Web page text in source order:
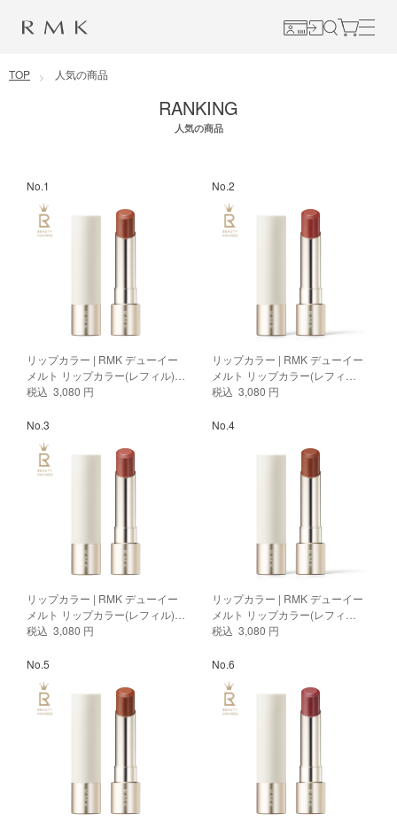
コンテンツに移動
TOP 人気の商品
RANKING
人気の商品
No.1
リップカラー | RMK デューイー
メルト リップカラー(レフィル)
03
税込 3,080 円
No.2
リップカラー | RMK デューイー
メルト リップカラー(レフィ
ル)12 スイート サブライム
税込 3,080 円
No.3
リップカラー | RMK デューイー
メルト リップカラー(レフィル)
10
税込 3,080 円
No.4
リップカラー | RMK デューイー
メルト リップカラー(レフィ
ル)11 スパイラル オブ ライフ
税込 3,080 円
No.5 No.6